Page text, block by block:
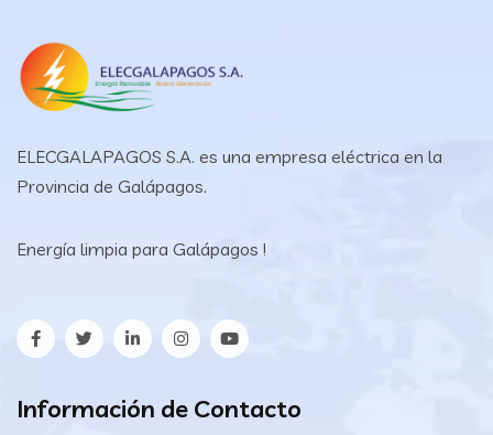
ELECGALAPAGOS S.A. es una empresa eléctrica en la
Provincia de Galápagos.
Energía limpia para Galápagos !
Información de Contacto